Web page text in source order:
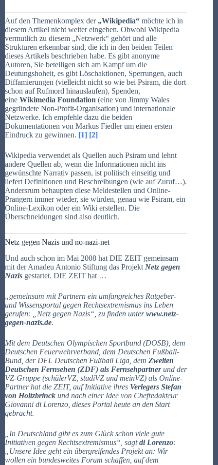
Auf den Themenkomplex der „Wikipedia“ möchte ich in
diesem Artikel nicht weiter eingehen. Obwohl Wikipedia
vermutlich zu diesem „Netzwerk“ gehört und alle
Strukturen erkennbar sind, die ich in den beiden Teilen
dieses Artikels beschrieben habe. Es gibt anonyme
Autoren, Sie beteiligen sich am Kampf um die
Deutungshoheit, es gibt Löschaktionen, Sperrungen, auch
Diffamierungen (vielleicht nicht so wie bei Psiram, die dort
schon auf Rufmord hinauslaufen), Spenden,
eine Wikimedia Foundation (eine von Jimmy Wales
gegründete Non-Profit-Organisation) und internationale
Netzwerke. Ich empfehle dazu die beiden
Dokumentationen von Markus Fiedler um einen ersten
Eindruck zu gewinnen. [1] [2]
Wikipedia verwendet als Quellen auch Psiram und lehnt
andere Quellen ab, wenn die Informationen nicht ins
gewünschte Narrativ passen, ist politisch einseitig und
liefert Definitionen und Beschreibungen (wie auf Zuruf…).
Andersrum behaupten diese Meldestellen und Online-
Prangern immer wieder, sie würden, genau wie Psiram, ein
Online-Lexikon oder ein Wiki erstellen. Die
Überschneidungen sind also deutlich.
Netz gegen Nazis und no-nazi-net
Und auch schon im Mai 2008 hat DIE ZEIT gemeinsam
mit der Amadeu Antonio Stiftung das Projekt Netz gegen
Nazis gestartet. DIE ZEIT hat …
„gemeinsam mit Partnern ein umfangreiches Ratgeber-
und Wissensportal gegen Rechtsextremismus ins Leben
gerufen: „Netz gegen Nazis“, zu finden unterwww.netz-
gegen-nazis.de.
Mit dem Deutschen Olympischen Sportbund (DOSB), dem
Deutschen Feuerwehrverband, dem Deutschen Fußball-
Bund, der DFL Deutschen Fußball Liga, dem Zweiten
Deutschen Fernsehen (ZDF) als Fernsehpartnerund der
VZ-Gruppe (schülerVZ, studiVZ und meinVZ) als Online-
Partner hat die ZEIT, auf Initiative ihres Verlegers Stefan
von Holtzbrinck und nach einer Idee von Chefredakteur
Giovanni di Lorenzo, dieses Portal heute an den Start
gebracht.
„In Deutschland gibt es zum Glück schon viele gute
Initiativen gegen Rechtsextremismus“, sagtdi Lorenzo:
„Unsere Idee geht ein übergreifendes Projekt an: Wir
wollen ein bundesweites Forum schaffen, auf dem